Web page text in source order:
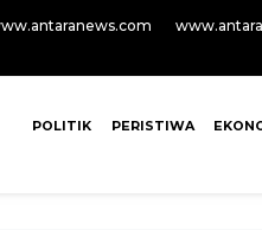
POLITIK PERISTIWA